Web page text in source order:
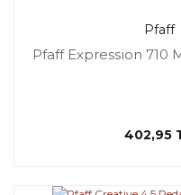
Pfaff
Pfaff Expression 710
402,95